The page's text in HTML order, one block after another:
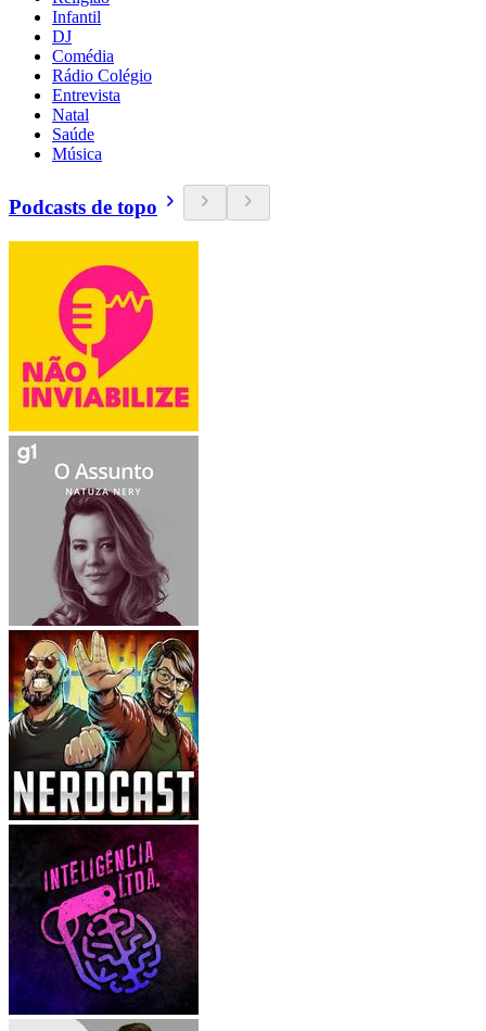
Infantil
DJ
Comédia
Rádio Colégio
Entrevista
Natal
Saúde
Música
Podcasts de topo